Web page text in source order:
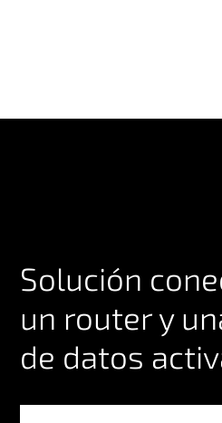
Solución
un router y
de datos